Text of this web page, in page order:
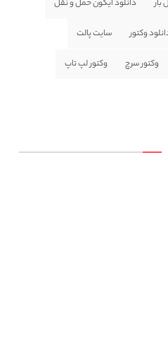
دانلود ایکون حمل و نقل
وکتور سایت پالت
وکتور سرچ وکتور لپ تاپ